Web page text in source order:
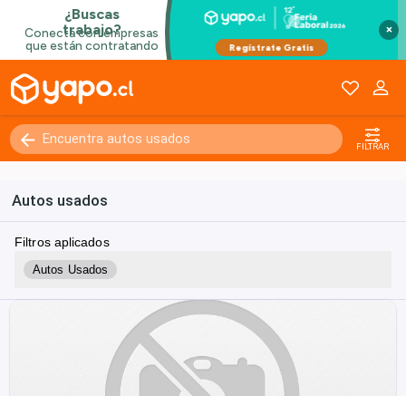
×
FILTRAR
Autos usados
Filtros aplicados
Autos Usados